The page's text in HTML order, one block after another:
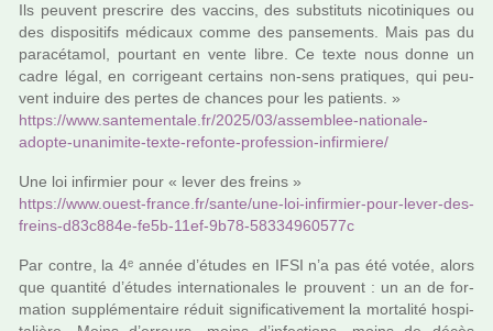
Ils peu­vent pres­crire des vac­cins, des sub­sti­tuts nico­ti­ni­ques ou
des dis­po­si­tifs médi­caux comme des pan­se­ments. Mais pas du
para­cé­ta­mol, pour­tant en vente libre. Ce texte nous donne un
cadre légal, en cor­ri­geant cer­tains non-sens pra­ti­ques, qui peu­
vent induire des pertes de chan­ces pour les patients. »
https://www.san­te­men­tale.fr/2025/03/assem­blee-natio­nale-
adopte-una­ni­mite-texte-refonte-pro­fes­sion-infir­miere/
Une loi infir­mier pour « lever des freins »
https://www.ouest-france.fr/sante/une-loi-infir­mier-pour-lever-des-
freins-d83c884e-fe5b-11ef-9b78-58334960577c
Par contre, la 4ᵉ année d’études en IFSI n’a pas été votée, alors
que quan­tité d’études inter­na­tio­na­les le prou­vent : un an de for­
ma­tion sup­plé­men­taire réduit signi­fi­ca­ti­ve­ment la mor­ta­lité hos­pi­